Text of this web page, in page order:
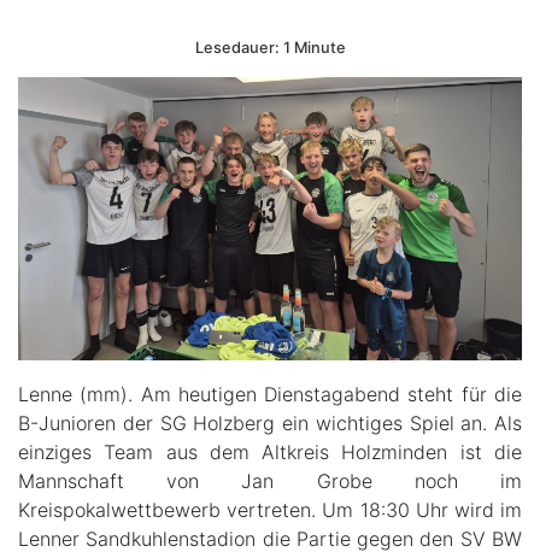
Lesedauer: 1 Minute
Lenne (mm). Am heutigen Dienstagabend steht für die
B-Junioren der SG Holzberg ein wichtiges Spiel an. Als
einziges Team aus dem Altkreis Holzminden ist die
Mannschaft von Jan Grobe noch im
Kreispokalwettbewerb vertreten. Um 18:30 Uhr wird im
Lenner Sandkuhlenstadion die Partie gegen den SV BW